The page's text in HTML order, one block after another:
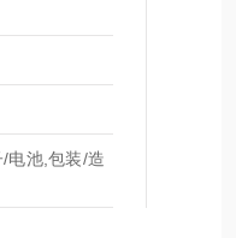
电池,包装/造